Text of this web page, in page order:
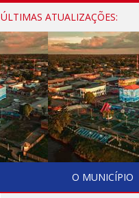
ÚLTIMAS ATUALIZAÇÕES:
O MUNICÍPIO